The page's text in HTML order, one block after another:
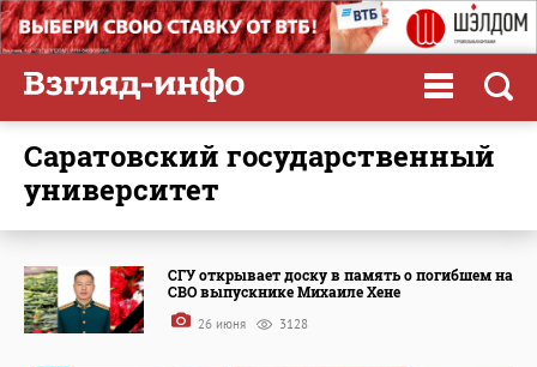
Саратовский государственный
университет
СГУ открывает доску в память о погибшем на
СВО выпускнике Михаиле Хене
26 июня 3128